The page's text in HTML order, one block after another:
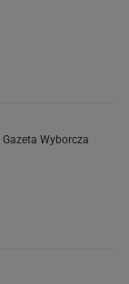
Gazeta Wyborcza